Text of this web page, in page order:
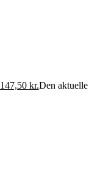
147,50 kr.Den